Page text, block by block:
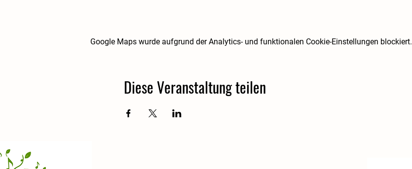
Google Maps wurde aufgrund der Analytics- und funktionalen Cookie-Einstellungen blockiert.
Diese Veranstaltung teilen